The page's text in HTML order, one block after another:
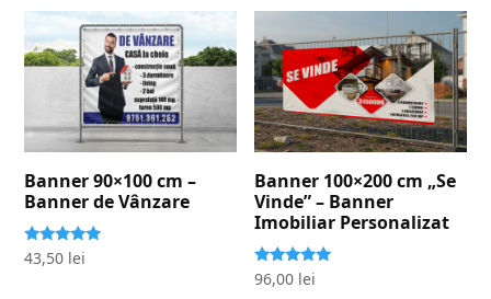
Banner 90×100 cm –
Banner de Vânzare
Evaluat la
5.00
43,50 lei
Banner 100×200 cm „Se
Vinde” – Banner
Imobiliar Personalizat
Evaluat la
5.00
96,00 lei